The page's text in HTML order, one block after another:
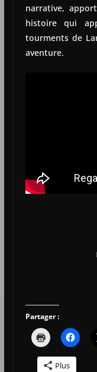
narrative,
histoire qui
tourments de
aventure.
Partager :
Plus